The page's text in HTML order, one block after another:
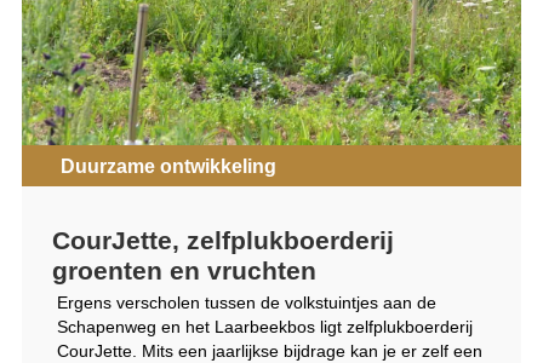
Duurzame ontwikkeling
CourJette, zelfplukboerderij
groenten en vruchten
Ergens verscholen tussen de volkstuintjes aan de
Schapenweg en het Laarbeekbos ligt zelfplukboerderij
CourJette. Mits een jaarlijkse bijdrage kan je er zelf een